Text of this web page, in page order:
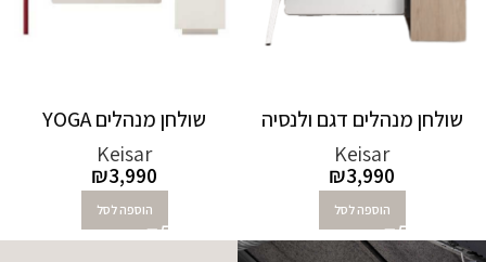
שולחן מנהלים דגם ולנסיה
Keisar
₪3,990
הוספה לסל
שולחן מנהלים YOGA
Keisar
₪3,990
הוספה לסל